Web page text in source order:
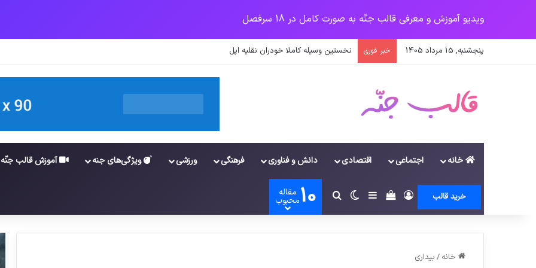
ویدیو آموزش و معرفی قالب جنّه به صورت کامل در 18 سرفصل
پنجشنبه, 15 مرداد 1405 خبر فوری تدابیر زمانی خواب و بیداری
خانه اجتماعی اقتصادی دانش و فناوری فرهنگی ورزشی ویژگی‌های جنه آموزش قالب جنّه
خرید قالب وروددیدن سبد خرید
سایدبارتغییر پوسته
جستجو برای
10 مقاله
محبوب
خانه / بیداری